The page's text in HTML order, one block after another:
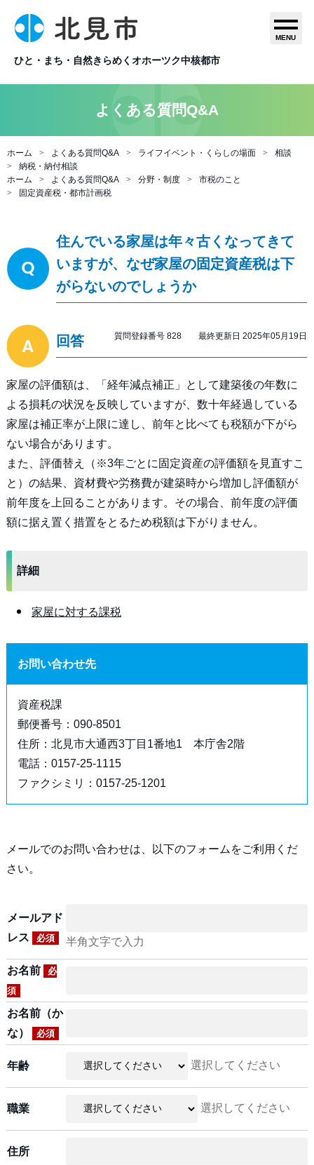
ひと・まち・自然きらめくオホーツク中核都市
MENU
よくある質問Q&A
ホーム よくある質問Q&A ライフイベント・くらしの場面
相談
納税・納付相談
ホーム
よくある質問Q&A 分野・制度
市税のこと
固定資産税・都市計画税
住んでいる家屋は年々古くなってきて
いますが、なぜ家屋の固定資産税は下
がらないのでしょうか
回答 質問登録番号 828 最終更新日 2025年05月19日
家屋の評価額は、「経年減点補正」として建築後の年数に
よる損耗の状況を反映していますが、数十年経過している
家屋は補正率が上限に達し、前年と比べても税額が下がら
ない場合があります。
また、評価替え（※3年ごとに固定資産の評価額を見直すこ
と）の結果、資材費や労務費が建築時から増加し評価額が
前年度を上回ることがあります。その場合、前年度の評価
額に据え置く措置をとるため税額は下がりません。
詳細
家屋に対する課税
お問い合わせ先
資産税課
郵便番号：090-8501
住所：北見市大通西3丁目1番地1 本庁舎2階
電話：0157-25-1115
ファクシミリ：0157-25-1201
メールでのお問い合わせは、以下のフォームをご利用くだ
さい。
メールアド
レス
必須 半角文字で入力
お名前
必
須
お名前（か
な）
必須
年齢 選択してください
職業 選択してください
住所